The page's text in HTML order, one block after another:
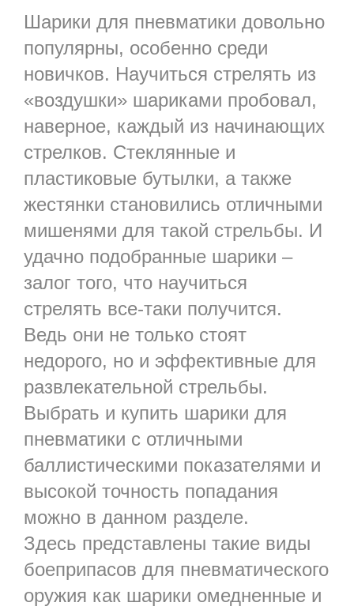
Шарики для пневматики довольно
популярны, особенно среди
новичков. Научиться стрелять из
«воздушки» шариками пробовал,
наверное, каждый из начинающих
стрелков. Стеклянные и
пластиковые бутылки, а также
жестянки становились отличными
мишенями для такой стрельбы. И
удачно подобранные шарики –
залог того, что научиться
стрелять все-таки получится.
Ведь они не только стоят
недорого, но и эффективные для
развлекательной стрельбы.
Выбрать и купить шарики для
пневматики с отличными
баллистическими показателями и
высокой точность попадания
можно в данном разделе.
Здесь представлены такие виды
боеприпасов для пневматического
оружия как шарики омедненные и